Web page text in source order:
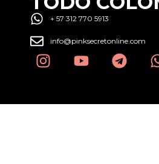
+ 57 312 770 5913
info@pinksecretonline.com